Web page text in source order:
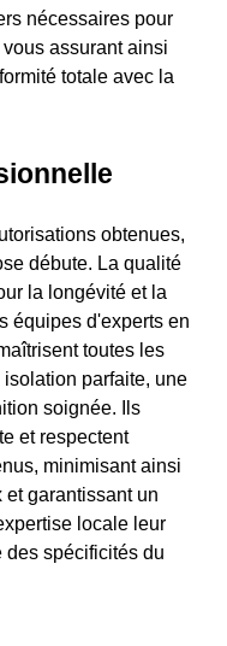
nécessaires pour
assurant ainsi
totale avec la
obtenues,
débute. La qualité
la longévité et la
équipes d'experts en
toutes les
parfaite, une
soignée. Ils
et respectent
minimisant ainsi
et garantissant un
locale leur
des spécificités du